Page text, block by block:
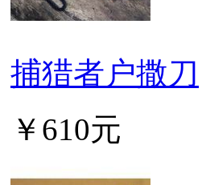
捕猎者户撒刀
￥610元